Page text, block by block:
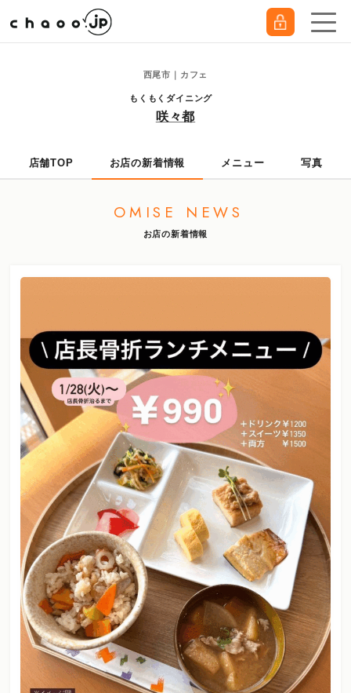
西尾市｜カフェ
もくもくダイニング
咲々都
店舗TOP お店の新着情報 メニュー 写真
OMISE NEWS
お店の新着情報